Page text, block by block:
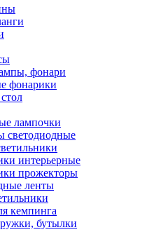
фонари
фонарики
лампочки
светодиодные
интерьерные
прожекторы
ленты
кемпинга
бутылки